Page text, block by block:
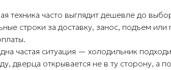
техника часто выглядит дешевле до
строки за доставку, занос, подъем
частая ситуация — холодильник
дверца открывается не в ту сторону, а